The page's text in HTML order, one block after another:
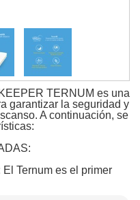
TERNUM es una
garantizar la seguridad y
A continuación, se
Ternum es el primer